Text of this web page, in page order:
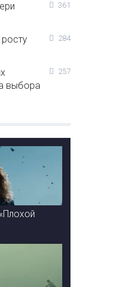
361
284
выбора
257